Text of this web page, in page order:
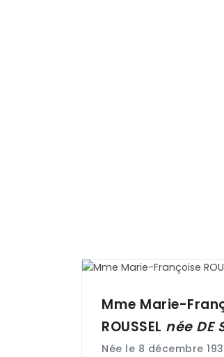
Mme Marie-
ROUSSEL née DE
Née le 8 décembre